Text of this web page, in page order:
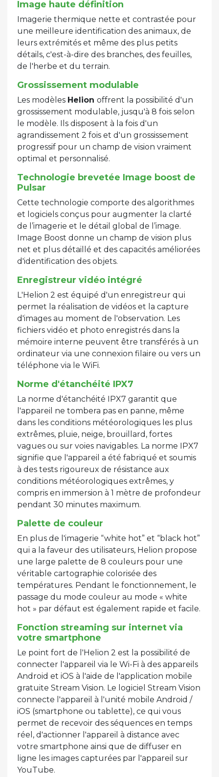
Image haute définition
Imagerie thermique nette et contrastée pour
une meilleure identification des animaux, de
leurs extrémités et même des plus petits
détails, c'est-à-dire des branches, des feuilles,
de l'herbe et du terrain.
Grossissement modulable
Les modèles Helion offrent la possibilité d'un
grossissement modulable, jusqu'à 8 fois selon
le modèle. Ils disposent à la fois d'un
agrandissement 2 fois et d'un grossissement
progressif pour un champ de vision vraiment
optimal et personnalisé.
Technologie brevetée Image boost de
Pulsar
Cette technologie comporte des algorithmes
et logiciels conçus pour augmenter la clarté
de l’imagerie et le détail global de l’image.
Image Boost donne un champ de vision plus
net et plus détaillé et des capacités améliorées
d'identification des objets.
Enregistreur vidéo intégré
L'Helion 2 est équipé d'un enregistreur qui
permet la réalisation de vidéos et la capture
d'images au moment de l'observation. Les
fichiers vidéo et photo enregistrés dans la
mémoire interne peuvent être transférés à un
ordinateur via une connexion filaire ou vers un
téléphone via le WiFi.
Norme d'étanchéité IPX7
La norme d'étanchéité IPX7 garantit que
l'appareil ne tombera pas en panne, même
dans les conditions météorologiques les plus
extrêmes, pluie, neige, brouillard, fortes
vagues ou sur voies navigables. La norme IPX7
signifie que l'appareil a été fabriqué et soumis
à des tests rigoureux de résistance aux
conditions météorologiques extrêmes, y
compris en immersion à 1 mètre de profondeur
pendant 30 minutes maximum.
Palette de couleur
En plus de l'imagerie “white hot” et “black hot”
qui a la faveur des utilisateurs, Helion propose
une large palette de 8 couleurs pour une
véritable cartographie colorisée des
températures. Pendant le fonctionnement, le
passage du mode couleur au mode « white
hot » par défaut est également rapide et facile.
Fonction streaming sur internet via
votre smartphone
Le point fort de l'Helion 2 est la possibilité de
connecter l'appareil via le Wi-Fi à des appareils
Android et iOS à l'aide de l'application mobile
gratuite Stream Vision. Le logiciel Stream Vision
connecte l'appareil à l'unité mobile Android /
iOS (smartphone ou tablette), ce qui vous
permet de recevoir des séquences en temps
réel, d'actionner l'appareil à distance avec
votre smartphone ainsi que de diffuser en
ligne les images capturées par l'appareil sur
YouTube.